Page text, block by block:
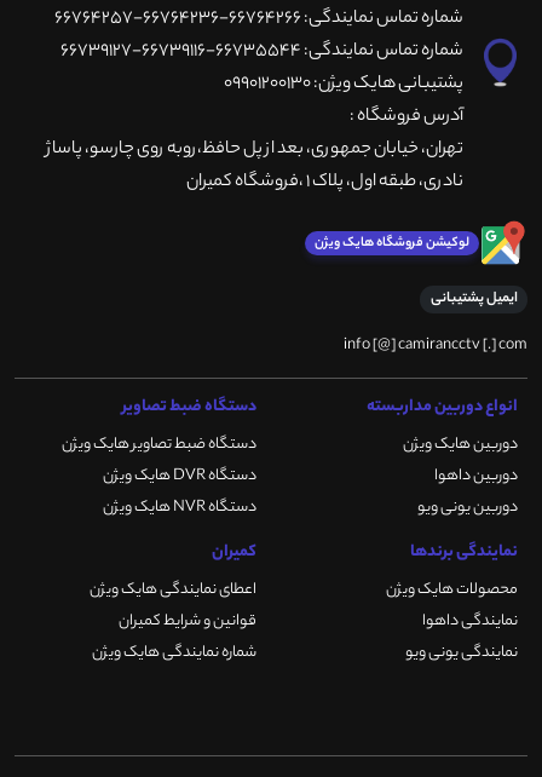
شماره تماس نمایندگی: 66764266-66764236-66764257
شماره تماس نمایندگی: 66735544-66739116-66739127
پشتیبانی هایک ویژن: 09901200130
آدرس فروشگاه :
تهران، خيابان جمهوری، بعد از پل حافظ،روبه روی چارسو، پاساژ
نادری، طبقه اول، پلاک 1 ،فروشگاه کمیران
لوکیشن فروشگاه هایک ویژن
ایمیل پشتیبانی
info [@] camirancctv [.] com
انواع دوربین مداربسته
دوربین هایک ویژن
دوربین داهوا
دوربین یونی ویو
دستگاه ضبط تصاویر
دستگاه ضبط تصاویر هایک ویژن
دستگاه DVR هایک ویژن
دستگاه NVR هایک ویژن
نمایندگی برندها
محصولات هایک ویژن
نمایندگی داهوا
نمایندگی یونی ویو
کمیران
اعطای نمایندگی هایک ویژن
قوانین و شرایط کمیران
شماره نمایندگی هایک ویژن